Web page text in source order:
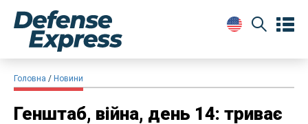
Головна Новини
Генштаб, війна, день 14: триває